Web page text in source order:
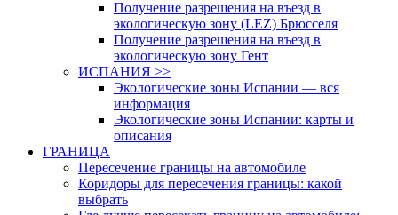
Получение разрешения на въезд в
экологическую зону (LEZ) Брюсселя
Получение разрешения на въезд в
экологическую зону Гент
ИСПАНИЯ >>
Экологические зоны Испании — вся
информация
Экологические зоны Испании: карты и
описания
ГРАНИЦА
Пересечение границы на автомобиле
Коридоры для пересечения границы: какой
выбрать